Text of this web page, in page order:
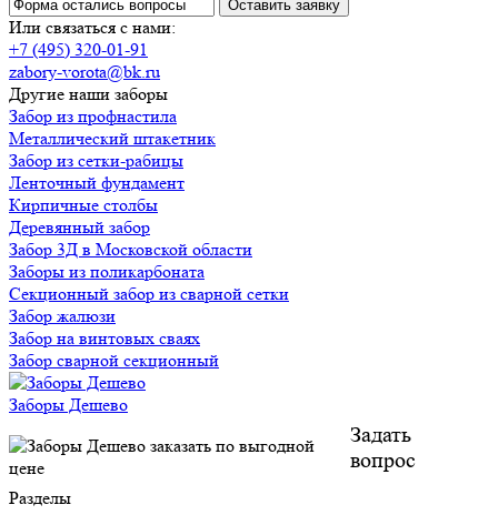
Или связаться с нами:
+7 (495) 320-01-91
zabory-vorota@bk.ru
Другие наши заборы
Забор из профнастила
Металлический штакетник
Забор из сетки-рабицы
Ленточный фундамент
Кирпичные столбы
Деревянный забор
Забор 3Д в Московской области
Заборы из поликарбоната
Секционный забор из сварной сетки
Забор жалюзи
Забор на винтовых сваях
Забор сварной секционный
Заборы Дешево
Задать
вопрос
Разделы